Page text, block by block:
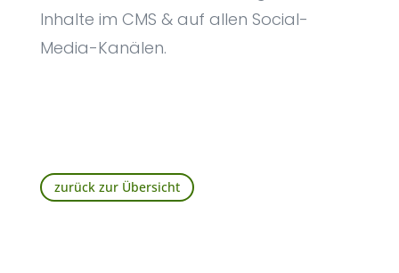
Inhalte im CMS & auf allen Social-
Media-Kanälen.
zurück zur Übersicht